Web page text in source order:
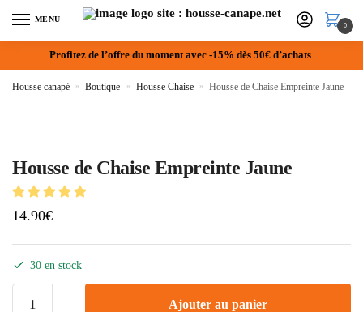
MENU
0
Profitez de l’offre du moment avec -15% dès 50€ d’achats
Housse canapé » Boutique » Housse Chaise » Housse de Chaise Empreinte Jaune
Housse de Chaise Empreinte Jaune
14.90€
30 en stock
Ajouter au panier